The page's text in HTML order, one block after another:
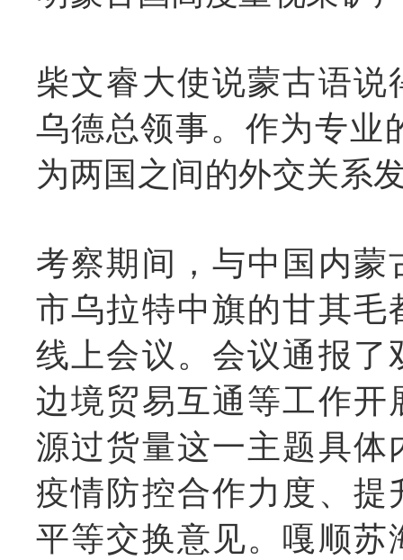
柴文睿大使说蒙古语
乌德总领事。作为专业
为两国之间的外交关系
考察期间，与中国内
市乌拉特中旗的甘其
线上会议。会议通报
边境贸易互通等工作
源过货量这一主题具体
疫情防控合作力度、
平等交换意见。 嘎顺苏